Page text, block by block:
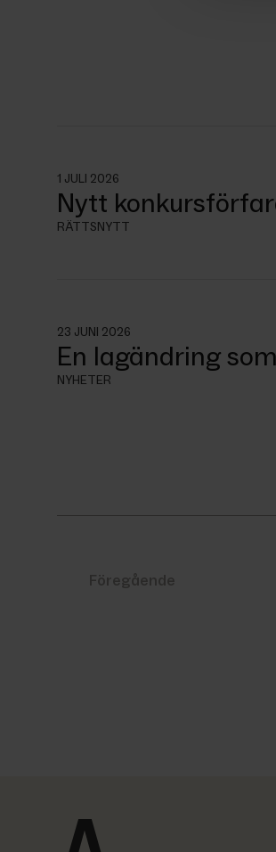
1 JULI 2026
Nytt
RÄTTSNYTT
23 JUNI 2026
En lagändring
NYHETER
Föregående